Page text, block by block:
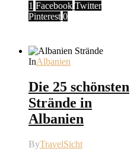
1 Facebook Twitter
Pinterest 0
InAlbanien
Die 25 schönsten
Strände in
Albanien
ByTravelSicht